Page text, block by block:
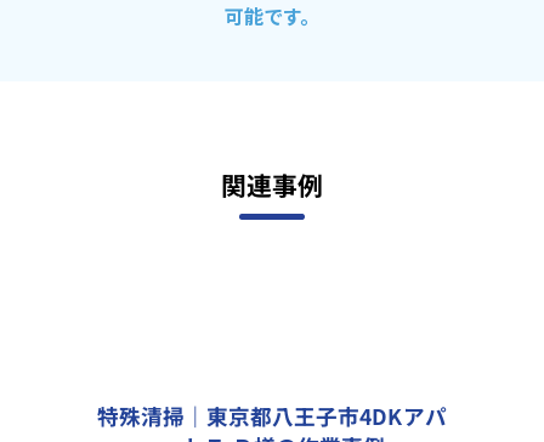
可能です。
関連事例
特殊清掃｜東京都八王子市4DKアパ